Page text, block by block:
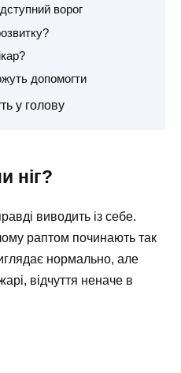
ворог
допомогти
у голову
ніг?
виводить із себе.
раптом починають так
нормально, але
відчуття неначе в